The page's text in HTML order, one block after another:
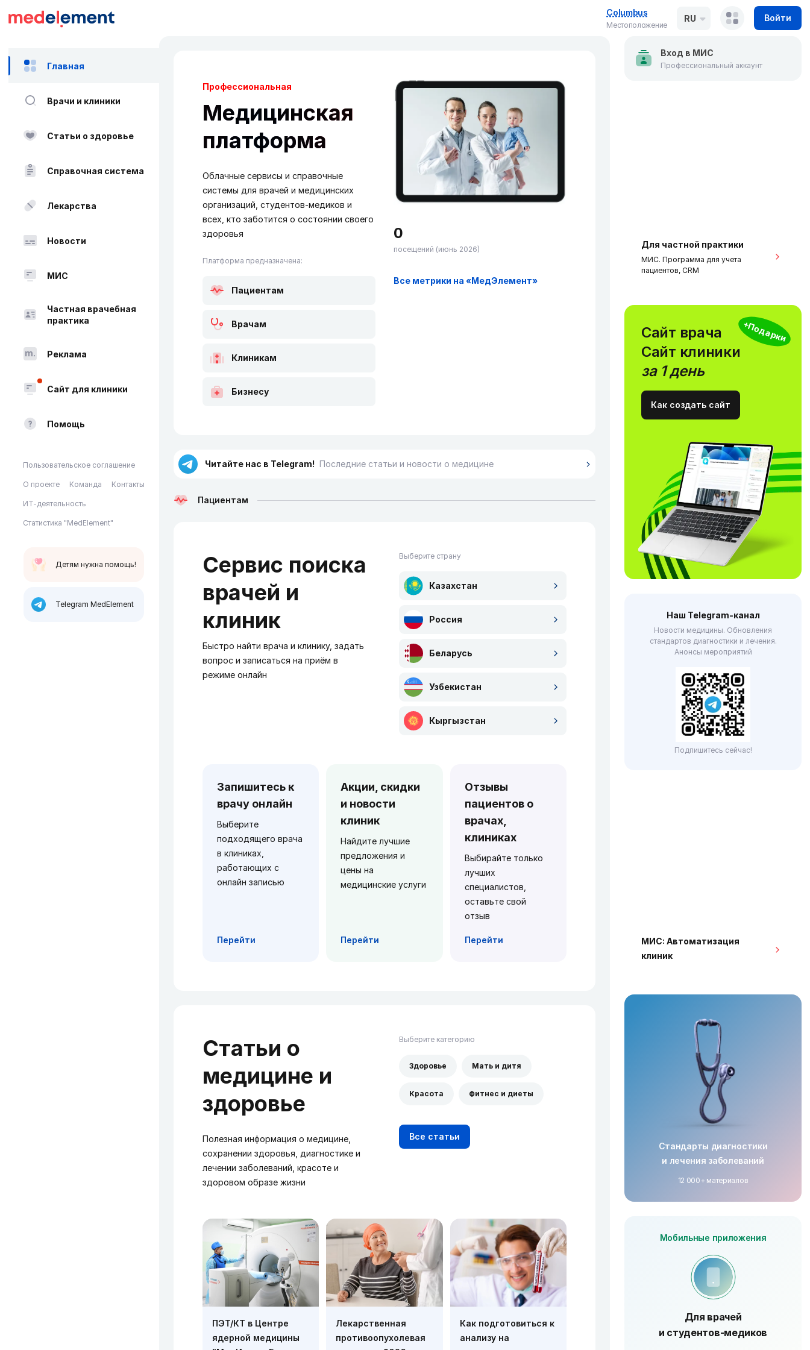
Columbus
Местоположение
RU Войти
Главная
Врачи и клиники
Статьи о здоровье
Справочная система
Лекарства
Новости
МИС
Частная врачебная
практика
Реклама
Сайт для клиники
Помощь
Пользовательское соглашение
О проекте Команда Контакты
ИТ-деятельность
Статистика "MedElement"
Детям нужна помощь!
Telegram MedElement
0
посещений (июнь 2026)
Все метрики на «МедЭлемент»
Профессиональная
Медицинская
платформа
Облачные сервисы и справочные
системы для врачей и медицинских
организаций, студентов-медиков и
всех, кто заботится о состоянии своего
здоровья
Платформа предназначена:
Пациентам
Врачам
Клиникам
Бизнесу
Читайте нас в Telegram! Последние статьи и новости о медицине
Пациентам
Сервис поиска
врачей и
клиник
Быстро найти врача и клинику, задать
вопрос и записаться на приём в
режиме онлайн
Выберите страну
Казахстан
Россия
Беларусь
Узбекистан
Кыргызстан
Запишитесь к
врачу онлайн
Выберите
подходящего врача
в клиниках,
работающих с
онлайн записью
Перейти
Акции, скидки
и новости
клиник
Найдите лучшие
предложения и
цены на
медицинские услуги
Перейти
Отзывы
пациентов о
врачах,
клиниках
Выбирайте только
лучших
специалистов,
оставьте свой
отзыв
Перейти
Статьи о
медицине и
здоровье
Полезная информация о медицине,
сохранении здоровья, диагностике и
лечении заболеваний, красоте и
здоровом образе жизни
Выберите категорию
Здоровье Мать и дитя
Красота Фитнес и диеты
Все статьи
ПЭТ/КТ в Центре
ядерной медицины
Лекарственная
противоопухолевая
Как подготовиться к
анализу на
Вход в МИС
Профессиональный аккаунт
Для частной практики
МИС. Программа для учета
пациентов, CRM
+Подарки
Сайт врача
Сайт клиники
за 1 день
Как создать сайт
Наш Telegram-канал
Новости медицины. Обновления
стандартов диагностики и лечения.
Анонсы мероприятий
Подпишитесь сейчас!
МИС: Автоматизация
клиник
Стандарты диагностики
и лечения заболеваний
12 000+ материалов
Мобильные приложения
Для врачей
и студентов-медиков